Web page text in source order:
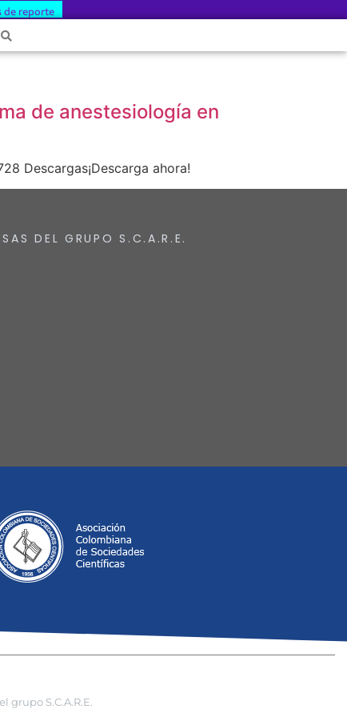
de reporte
de anestesiología en
Descargas¡Descarga ahora!
DEL GRUPO S.C.A.R.E.
grupo S.C.A.R.E.